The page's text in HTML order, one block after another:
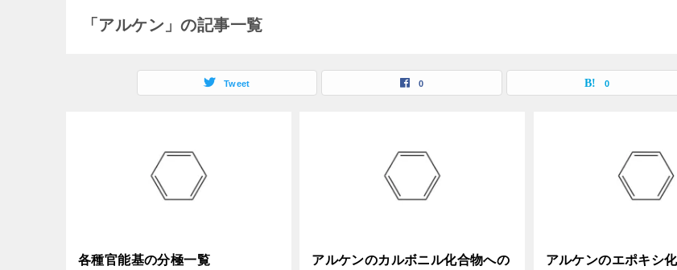
「アルケン」の記事一覧
Tweet 0 0
各種官能基の分極一覧
アルケンのカルボニル化合物への
アルケンのエポキシ化